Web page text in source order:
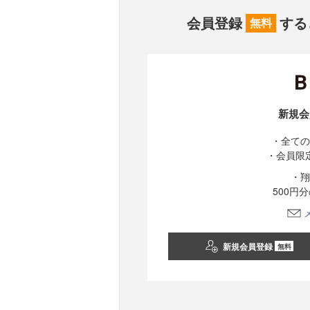
会員登録 無料 す
新規
・全て
・会員
・
500円
新規会員登録 無料